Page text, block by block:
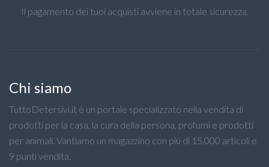
Il pagamento dei tuoi acquisti avviene in totale sicurezza.
Chi siamo
TuttoDetersivi.it è un portale specializzato nella vendita di
prodotti per la casa, la cura della persona, profumi e prodotti
per animali. Vantiamo un magazzino con più di 15.000 articoli e
9 punti vendita.